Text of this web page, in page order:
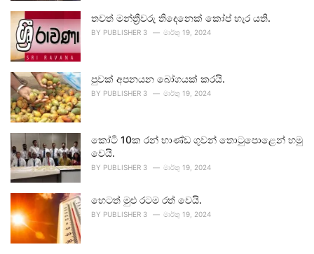
තවත් මන්ත්‍රීවරු තිදෙනෙක් කෝප් හැර යති.
BY PUBLISHER 3 මාර්තු 19, 2024
පුවක් අපනයන බෝගයක් කරයි.
BY PUBLISHER 3 මාර්තු 19, 2024
කෝටි 10ක රන් භාණ්ඩ ගුවන් තොටුපොළෙන් හමු
වෙයි.
BY PUBLISHER 3 මාර්තු 19, 2024
හෙටත් මුළු රටම රත් වෙයි.
BY PUBLISHER 3 මාර්තු 19, 2024